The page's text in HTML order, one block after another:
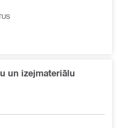
un izejmateriālu